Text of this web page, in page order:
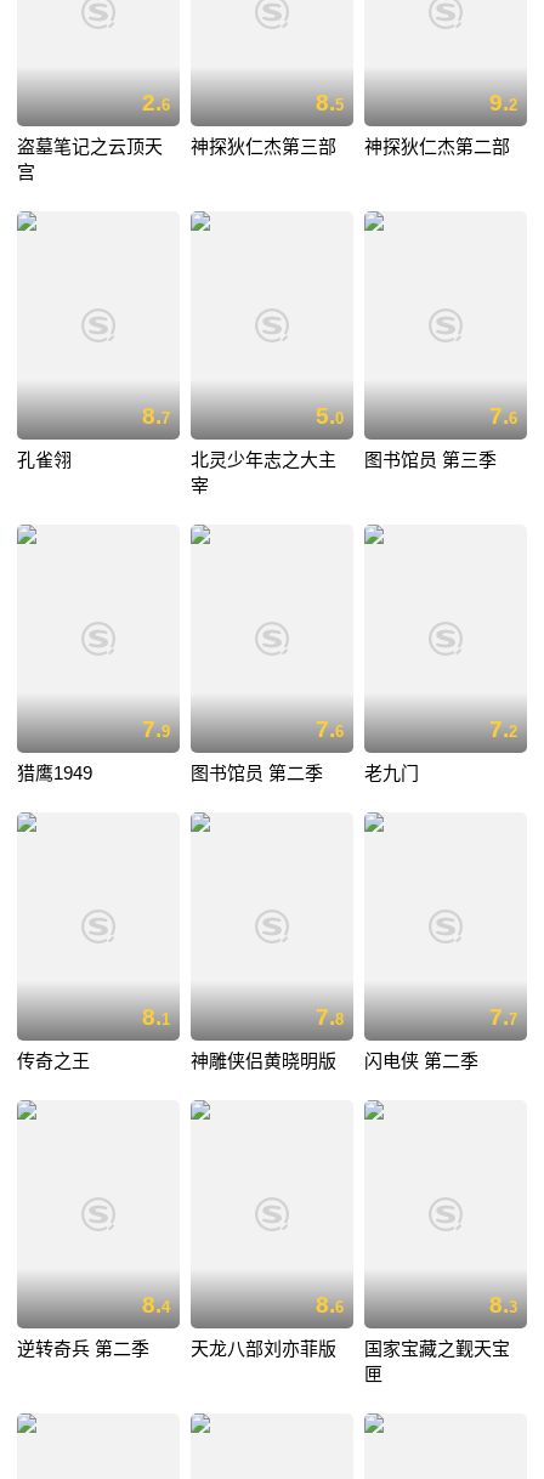
2.6
盗墓笔记之云顶天
宫
8.5
神探狄仁杰第三部
9.2
神探狄仁杰第二部
8.7
孔雀翎
5.0
北灵少年志之大主
宰
7.6
图书馆员 第三季
7.9
猎鹰1949
7.6
图书馆员 第二季
7.2
老九门
8.1
传奇之王
7.8
神雕侠侣黄晓明版
7.7
闪电侠 第二季
8.4
逆转奇兵 第二季
8.6
天龙八部刘亦菲版
8.3
国家宝藏之觐天宝
匣